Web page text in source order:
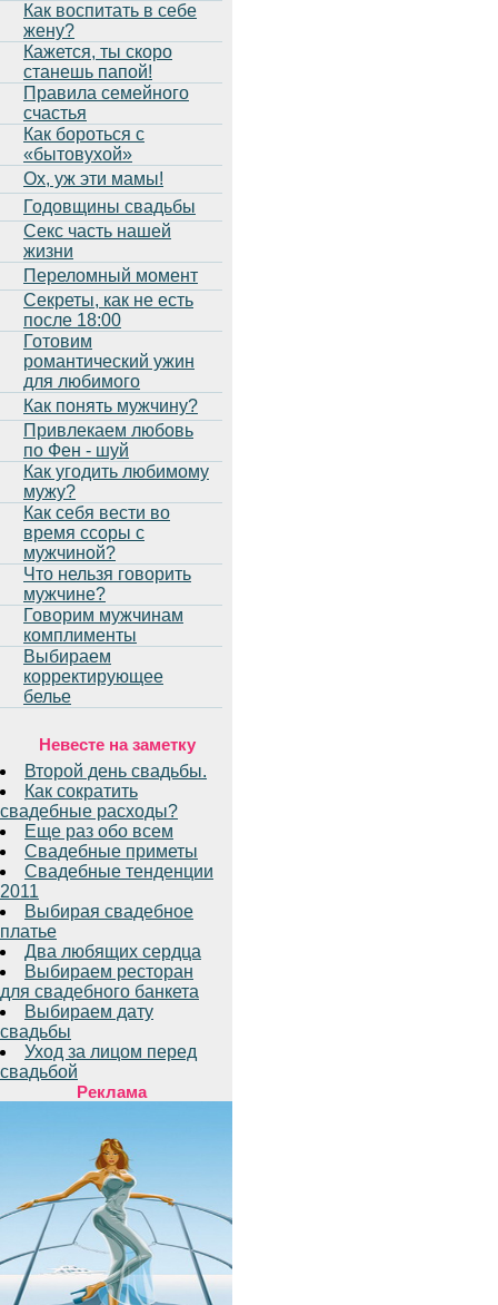
Как воспитать в себе
жену?
Кажется, ты скоро
станешь папой!
Правила семейного
счастья
Как бороться с
«бытовухой»
Ох, уж эти мамы!
Годовщины свадьбы
Секс часть нашей
жизни
Переломный момент
Секреты, как не есть
после 18:00
Готовим
романтический ужин
для любимого
Как понять мужчину?
Привлекаем любовь
по Фен - шуй
Как угодить любимому
мужу?
Как себя вести во
время ссоры с
мужчиной?
Что нельзя говорить
мужчине?
Говорим мужчинам
комплименты
Выбираем
корректирующее
белье
Невесте на заметку
Второй день свадьбы.
Как сократить
свадебные расходы?
Еще раз обо всем
Свадебные приметы
Свадебные тенденции
2011
Выбирая свадебное
платье
Два любящих сердца
Выбираем ресторан
для свадебного банкета
Выбираем дату
свадьбы
Уход за лицом перед
свадьбой
Реклама